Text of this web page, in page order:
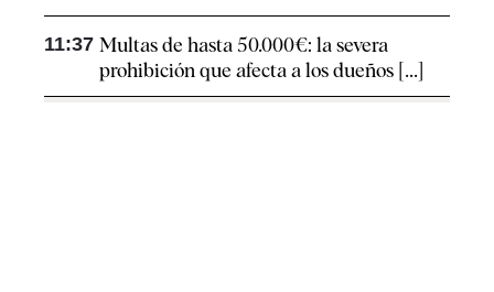
11:37 Multas de hasta 50.000€: la severa
prohibición que afecta a los dueños [...]